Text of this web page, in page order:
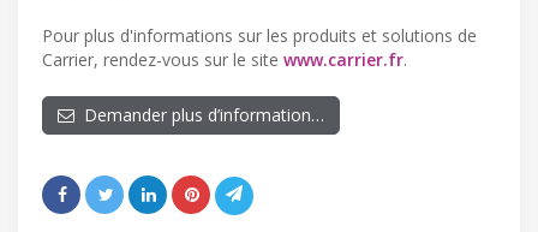
Pour plus d'informations sur les produits et solutions de
Carrier, rendez-vous sur le site www.carrier.fr.
Demander plus d’information…